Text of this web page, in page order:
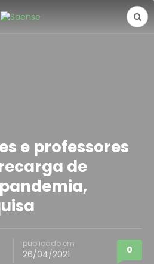
e professores
de
publicado em
26/04/2021 0